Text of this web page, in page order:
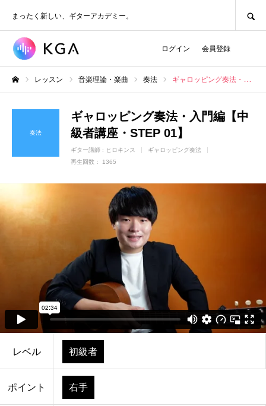
まったく新しい、ギターアカデミー。
ログイン 会員登録
レッスン 音楽理論・楽曲 奏法 ギャロッピング奏法・入門編【中級者講座・STEP 01】
奏法
ギャロッピング奏法・入門編【中
級者講座・STEP 01】
ギター講師 : ヒロキンス
ギャロッピング奏法
再生回数： 1365
レベル 初級者
ポイント 右手